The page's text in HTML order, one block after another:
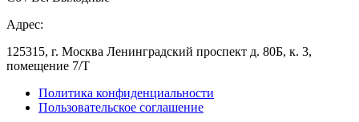
Адрес:
125315, г. Москва Ленинградский проспект д. 80Б, к. 3,
помещение 7/Т
Политика конфиденциальности
Пользовательское соглашение